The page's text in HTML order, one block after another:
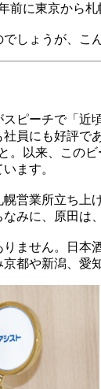
前に東京から
しょうが、
ピーチで「近
員にも好評
。以来、この
ます。
営業所立ち上
みに、原田は
ません。日
都や新潟、愛